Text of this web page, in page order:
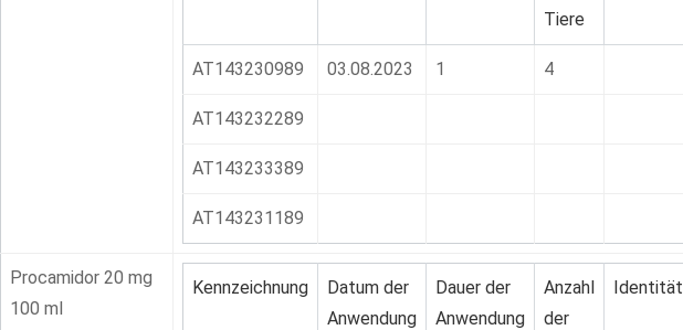
Tiere
AT143230989 03.08.2023 1 4
AT143232289
AT143233389
AT143231189
Procamidor 20 mg
100 ml
Kennzeichnung
Datum der
Anwendung
Dauer der
Anwendung
Anzahl
der
Identität